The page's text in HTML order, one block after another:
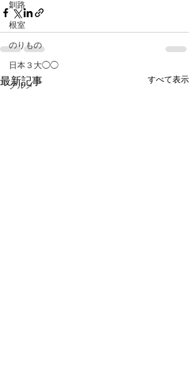
釧路
根室
のりもの
日本３大◯◯
グルメ
最新記事 すべて表示